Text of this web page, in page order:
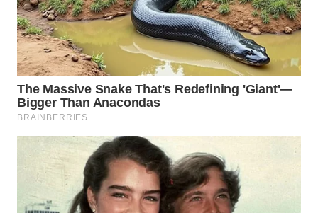
SEMARANG
WN
SOLO
WN
BOROBUDUR
WN
MADURA
WN